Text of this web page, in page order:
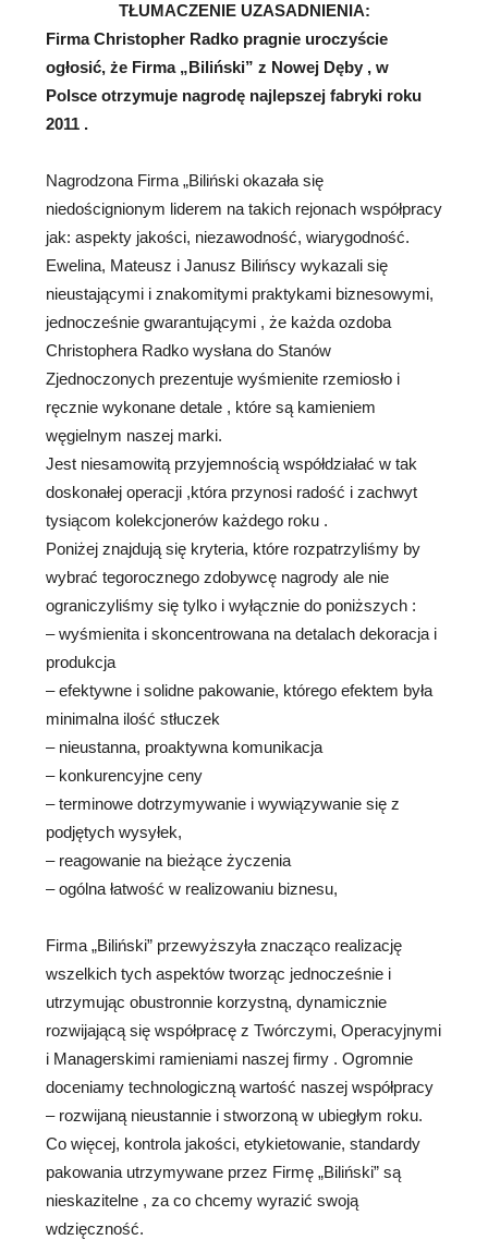
TŁUMACZENIE UZASADNIENIA:
Firma Christopher Radko pragnie uroczyście
ogłosić, że Firma „Biliński” z Nowej Dęby , w
Polsce otrzymuje nagrodę najlepszej fabryki roku
2011 .
Nagrodzona Firma „Biliński okazała się
niedoścignionym liderem na takich rejonach współpracy
jak: aspekty jakości, niezawodność, wiarygodność.
Ewelina, Mateusz i Janusz Bilińscy wykazali się
nieustającymi i znakomitymi praktykami biznesowymi,
jednocześnie gwarantującymi , że każda ozdoba
Christophera Radko wysłana do Stanów
Zjednoczonych prezentuje wyśmienite rzemiosło i
ręcznie wykonane detale , które są kamieniem
węgielnym naszej marki.
Jest niesamowitą przyjemnością współdziałać w tak
doskonałej operacji ,która przynosi radość i zachwyt
tysiącom kolekcjonerów każdego roku .
Poniżej znajdują się kryteria, które rozpatrzyliśmy by
wybrać tegorocznego zdobywcę nagrody ale nie
ograniczyliśmy się tylko i wyłącznie do poniższych :
– wyśmienita i skoncentrowana na detalach dekoracja i
produkcja
– efektywne i solidne pakowanie, którego efektem była
minimalna ilość stłuczek
– nieustanna, proaktywna komunikacja
– konkurencyjne ceny
– terminowe dotrzymywanie i wywiązywanie się z
podjętych wysyłek,
– reagowanie na bieżące życzenia
– ogólna łatwość w realizowaniu biznesu,
Firma „Biliński” przewyższyła znacząco realizację
wszelkich tych aspektów tworząc jednocześnie i
utrzymując obustronnie korzystną, dynamicznie
rozwijającą się współpracę z Twórczymi, Operacyjnymi
i Managerskimi ramieniami naszej firmy . Ogromnie
doceniamy technologiczną wartość naszej współpracy
– rozwijaną nieustannie i stworzoną w ubiegłym roku.
Co więcej, kontrola jakości, etykietowanie, standardy
pakowania utrzymywane przez Firmę „Biliński” są
nieskazitelne , za co chcemy wyrazić swoją
wdzięczność.